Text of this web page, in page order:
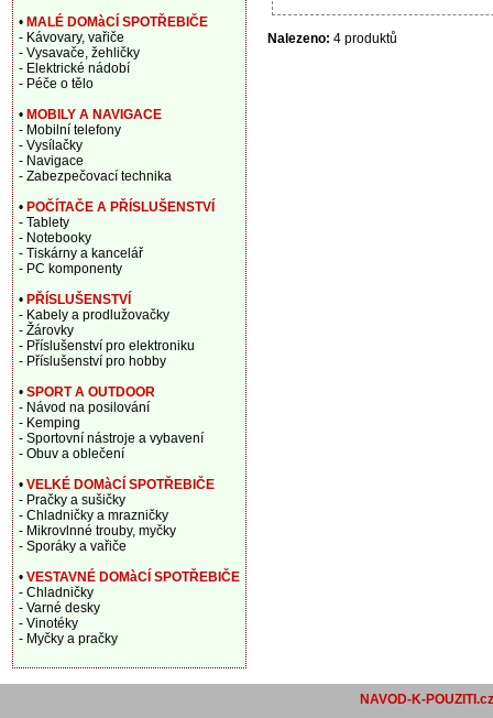
Nalezeno: 4 produktů
• MALÉ DOMàCÍ SPOTŘEBIČE
- Kávovary, vařiče
- Vysavače, žehličky
- Elektrické nádobí
- Péče o tělo
• MOBILY A NAVIGACE
- Mobilní telefony
- Vysílačky
- Navigace
- Zabezpečovací technika
• POČÍTAČE A PŘÍSLUŠENSTVÍ
- Tablety
- Notebooky
- Tiskárny a kancelář
- PC komponenty
• PŘÍSLUŠENSTVÍ
- Kabely a prodlužovačky
- Žárovky
- Příslušenství pro elektroniku
- Příslušenství pro hobby
• SPORT A OUTDOOR
- Návod na posilování
- Kemping
- Sportovní nástroje a vybavení
- Obuv a oblečení
• VELKÉ DOMàCÍ SPOTŘEBIČE
- Pračky a sušičky
- Chladničky a mrazničky
- Mikrovlnné trouby, myčky
- Sporáky a vařiče
• VESTAVNÉ DOMàCÍ SPOTŘEBIČE
- Chladničky
- Varné desky
- Vinotéky
- Myčky a pračky
NAVOD-K-POUZITI.cz